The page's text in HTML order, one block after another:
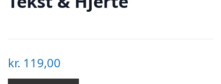
kr. 119,00